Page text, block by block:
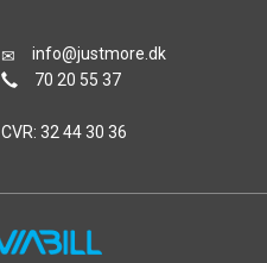
info@justmore.dk
70 20 55 37
CVR: 32 44 30 36